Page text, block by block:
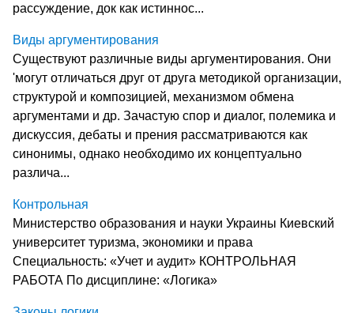
рассуждение, док как истиннос...
Виды аргументирования
Существуют различные виды аргументирования. Они
'могут отличаться друг от друга методикой организации,
структурой и композицией, механизмом обмена
аргументами и др. Зачастую спор и диалог, полемика и
дискуссия, дебаты и прения рассматриваются как
синони­мы, однако необходимо их концептуально
различа...
Контрольная
Министерство образования и науки Украины Киевский
университет туризма, экономики и права
Специальность: «Учет и аудит» КОНТРОЛЬНАЯ
РАБОТА По дисциплине: «Логика»